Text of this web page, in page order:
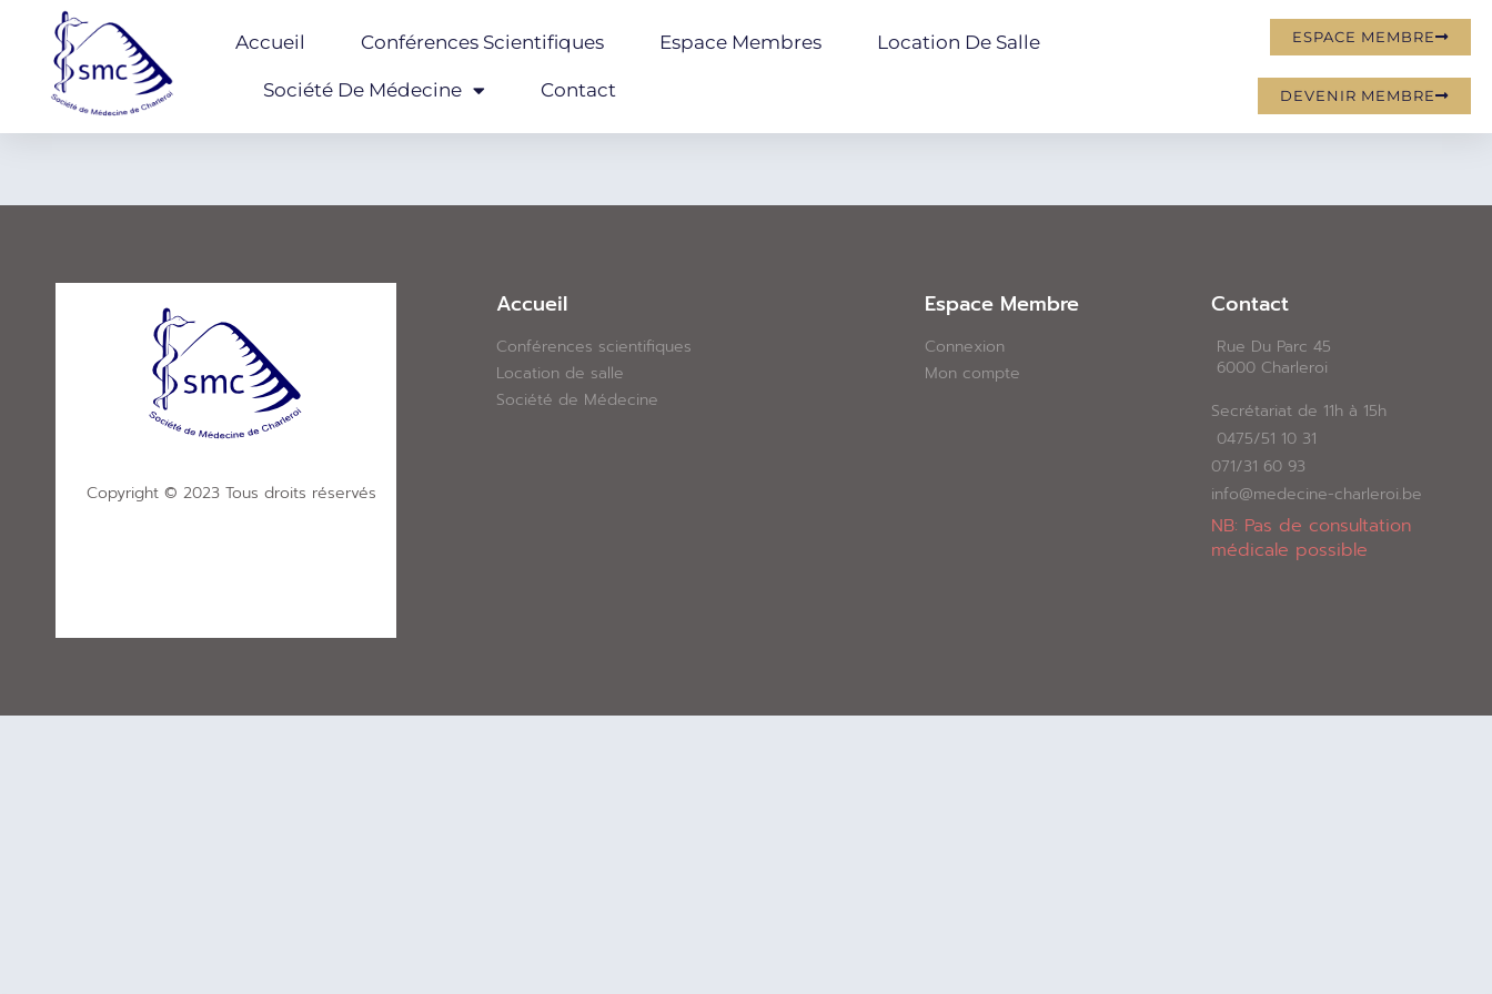
Accueil Conférences Scientifiques Espace Membres Location De Salle
Société De Médecine Contact
ESPACE MEMBRE
DEVENIR MEMBRE
Copyright © 2023 Tous droits réservés
Accueil
Conférences scientifiques
Location de salle
Société de Médecine
Espace Membre
Connexion
Mon compte
Contact​
Rue Du Parc 45
6000 Charleroi
Secrétariat de 11h à 15h
0475/51 10 31
071/31 60 93
info@medecine-charleroi.be
NB: Pas de consultation
médicale possible